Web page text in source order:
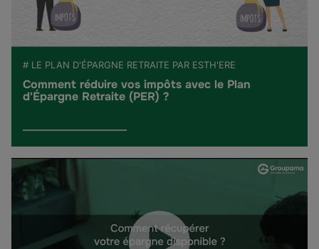
# LE PLAN D'ÉPARGNE RETRAITE PAR ESTH'ERE
Comment réduire vos impôts avec le Plan
d'Épargne Retraite (PER) ?